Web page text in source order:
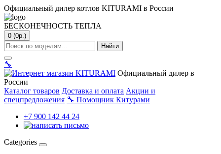
Официальный дилер котлов KITURAMI в России
БЕСКОНЕЧНОСТЬ ТЕПЛА
0 (0р.)
Найти
🔧
Официальный дилер в
России
Каталог товаров Доставка и оплата Акции и
спецпредложения 🔧 Помощник Китурами
+7 900 142 44 24
Categories